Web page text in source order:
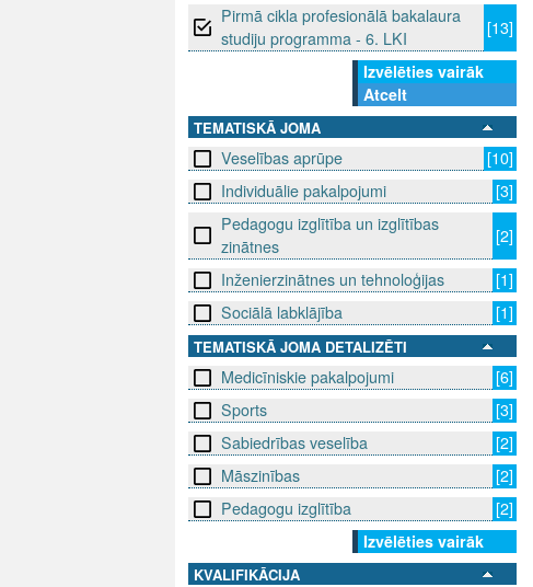
L
Pirmā cikla profesionālā bakalaura
studiju programma - 6. LKI
[13]
Izvēlēties vairāk
Atcelt
TEMATISKĀ JOMA
Veselības aprūpe
[10]
Individuālie pakalpojumi
[3]
Pedagogu izglītība un izglītības
zinātnes
[2]
Inženierzinātnes un tehnoloģijas
[1]
Sociālā labklājība
[1]
TEMATISKĀ JOMA DETALIZĒTI
Medicīniskie pakalpojumi
[6]
Sports
[3]
Sabiedrības veselība
[2]
Māszinības
[2]
Pedagogu izglītība
[2]
Izvēlēties vairāk
KVALIFIKĀCIJA